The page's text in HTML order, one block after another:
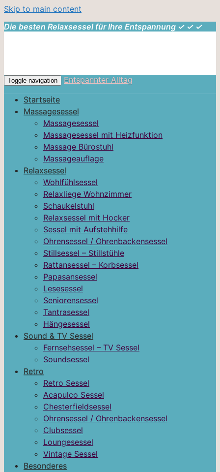
Skip to main content
Die besten Relaxsessel für Ihre Entspannung ✓ ✓ ✓
Toggle navigation
Entspannter Alltag
Startseite
Massagesessel
Massagesessel
Massagesessel mit Heizfunktion
Massage Bürostuhl
Massageauflage
Relaxsessel
Wohlfühlsessel
Relaxliege Wohnzimmer
Schaukelstuhl
Relaxsessel mit Hocker
Sessel mit Aufstehhilfe
Ohrensessel / Ohrenbackensessel
Stillsessel – Stillstühle
Rattansessel – Korbsessel
Papasansessel
Lesesessel
Seniorensessel
Tantrasessel
Hängesessel
Sound & TV Sessel
Fernsehsessel – TV Sessel
Soundsessel
Retro
Retro Sessel
Acapulco Sessel
Chesterfieldsessel
Ohrensessel / Ohrenbackensessel
Clubsessel
Loungesessel
Vintage Sessel
Besonderes